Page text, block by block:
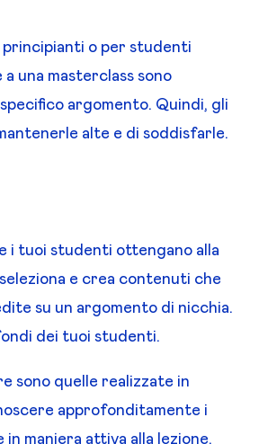
principianti o per studenti
una masterclass sono
argomento. Quindi, gli
alte e di soddisfarle.
i tuoi studenti ottengano alla
e crea contenuti che
su un argomento di nicchia.
dei tuoi studenti.
sono quelle realizzate in
approfonditamente i
maniera attiva alla lezione.